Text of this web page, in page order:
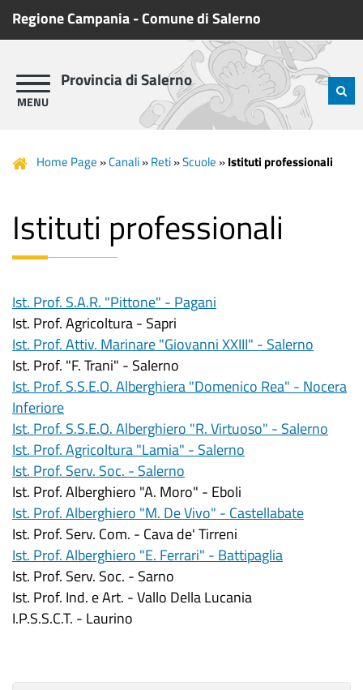
Regione Campania-Comune di Salerno
Provincia di Salerno
Home Page »Canali»Reti»Scuole »Istituti professionali
Istituti professionali
Ist. Prof. S.A.R. "Pittone" - Pagani
Ist. Prof. Agricoltura - Sapri
Ist. Prof. Attiv. Marinare "Giovanni XXIII" - Salerno
Ist. Prof. "F. Trani" - Salerno
Ist. Prof. S.S.E.O. Alberghiera "Domenico Rea" - Nocera
Inferiore
Ist. Prof. S.S.E.O. Alberghiero "R. Virtuoso" - Salerno
Ist. Prof. Agricoltura "Lamia" - Salerno
Ist. Prof. Serv. Soc. - Salerno
Ist. Prof. Alberghiero "A. Moro" - Eboli
Ist. Prof. Alberghiero "M. De Vivo" - Castellabate
Ist. Prof. Serv. Com. - Cava de' Tirreni
Ist. Prof. Alberghiero "E. Ferrari" - Battipaglia
Ist. Prof. Serv. Soc. - Sarno
Ist. Prof. Ind. e Art. - Vallo Della Lucania
I.P.S.S.C.T. - Laurino